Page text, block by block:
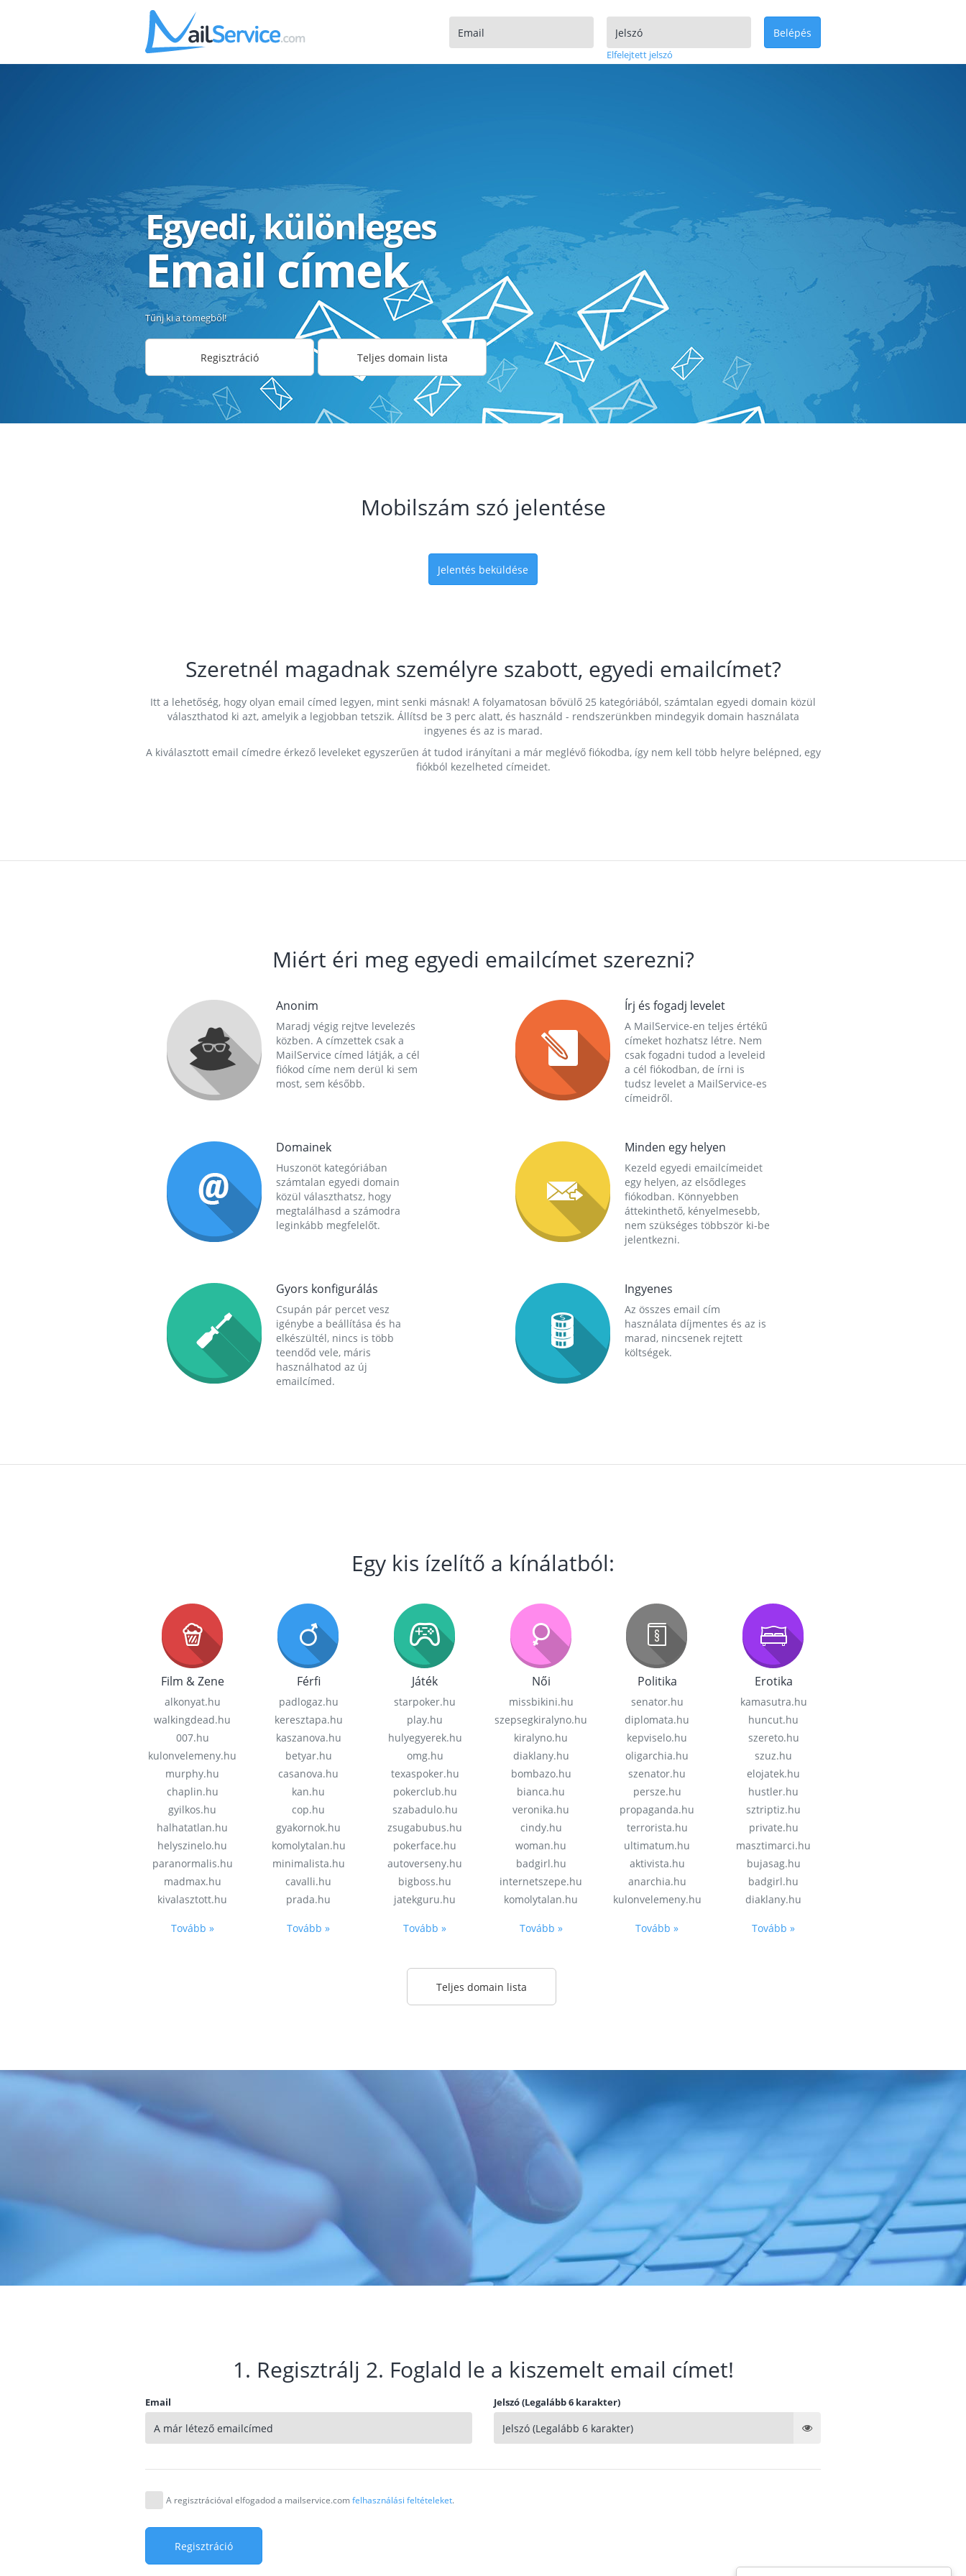
Elfelejtett jelszó
Belépés
Egyedi, különleges
Email címek
Tűnj ki a tömegből!
Regisztráció Teljes domain lista
Mobilszám szó jelentése
Jelentés beküldése
Szeretnél magadnak személyre szabott, egyedi emailcímet?
Itt a lehetőség, hogy olyan email címed legyen, mint senki másnak! A folyamatosan bővülő 25 kategóriából, számtalan egyedi domain közül
választhatod ki azt, amelyik a legjobban tetszik. Állítsd be 3 perc alatt, és használd - rendszerünkben mindegyik domain használata
ingyenes és az is marad.
A kiválasztott email címedre érkező leveleket egyszerűen át tudod irányítani a már meglévő fiókodba, így nem kell több helyre belépned, egy
fiókból kezelheted címeidet.
Miért éri meg egyedi emailcímet szerezni?
Anonim
Maradj végig rejtve levelezés
közben. A címzettek csak a
MailService címed látják, a cél
fiókod címe nem derül ki sem
most, sem később.
Írj és fogadj levelet
A MailService-en teljes értékű
címeket hozhatsz létre. Nem
csak fogadni tudod a leveleid
a cél fiókodban, de írni is
tudsz levelet a MailService-es
címeidről.
Domainek
Huszonöt kategóriában
számtalan egyedi domain
közül választhatsz, hogy
megtalálhasd a számodra
leginkább megfelelőt.
Minden egy helyen
Kezeld egyedi emailcímeidet
egy helyen, az elsődleges
fiókodban. Könnyebben
áttekinthető, kényelmesebb,
nem szükséges többször ki-be
jelentkezni.
Gyors konfigurálás
Csupán pár percet vesz
igénybe a beállítása és ha
elkészültél, nincs is több
teendőd vele, máris
használhatod az új
emailcímed.
Ingyenes
Az összes email cím
használata díjmentes és az is
marad, nincsenek rejtett
költségek.
Egy kis ízelítő a kínálatból:
Film & Zene
alkonyat.hu
walkingdead.hu
007.hu
kulonvelemeny.hu
murphy.hu
chaplin.hu
gyilkos.hu
halhatatlan.hu
helyszinelo.hu
paranormalis.hu
madmax.hu
kivalasztott.hu
Tovább »
Férfi
padlogaz.hu
keresztapa.hu
kaszanova.hu
betyar.hu
casanova.hu
kan.hu
cop.hu
gyakornok.hu
komolytalan.hu
minimalista.hu
cavalli.hu
prada.hu
Tovább »
Játék
starpoker.hu
play.hu
hulyegyerek.hu
omg.hu
texaspoker.hu
pokerclub.hu
szabadulo.hu
zsugabubus.hu
pokerface.hu
autoverseny.hu
bigboss.hu
jatekguru.hu
Tovább »
Női
missbikini.hu
szepsegkiralyno.hu
kiralyno.hu
diaklany.hu
bombazo.hu
bianca.hu
veronika.hu
cindy.hu
woman.hu
badgirl.hu
internetszepe.hu
komolytalan.hu
Tovább »
Politika
senator.hu
diplomata.hu
kepviselo.hu
oligarchia.hu
szenator.hu
persze.hu
propaganda.hu
terrorista.hu
ultimatum.hu
aktivista.hu
anarchia.hu
kulonvelemeny.hu
Tovább »
Erotika
kamasutra.hu
huncut.hu
szereto.hu
szuz.hu
elojatek.hu
hustler.hu
sztriptiz.hu
private.hu
masztimarci.hu
bujasag.hu
badgirl.hu
diaklany.hu
Tovább »
Teljes domain lista
1. Regisztrálj 2. Foglald le a kiszemelt email címet!
Email Jelszó (Legalább 6 karakter)
A regisztrációval elfogadod a mailservice.comfelhasználási feltételeket.
Regisztráció